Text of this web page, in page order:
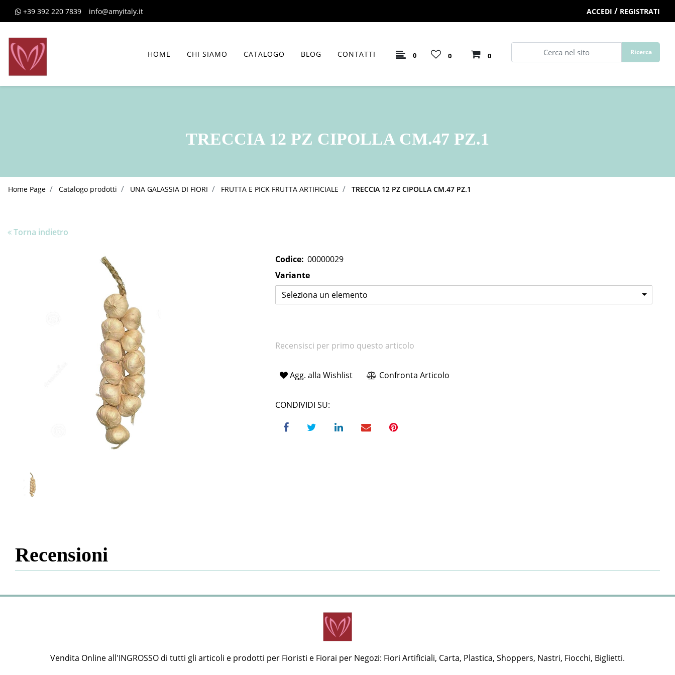
+39 392 220 7839 info@amyitaly.it ACCEDI / REGISTRATI
HOME CHI SIAMO CATALOGO BLOG CONTATTI 0 0 0
TRECCIA 12 PZ CIPOLLA CM.47 PZ.1
Home Page Catalogo prodotti UNA GALASSIA DI FIORI FRUTTA E PICK FRUTTA ARTIFICIALE TRECCIA 12 PZ CIPOLLA CM.47 PZ.1
Torna indietro
Codice: 00000029
Variante
Seleziona un elemento
Recensisci per primo questo articolo
Agg. alla Wishlist Confronta Articolo
CONDIVIDI SU:
Recensioni
Vendita Online all'INGROSSO di tutti gli articoli e prodotti per Fioristi e Fiorai per Negozi: Fiori Artificiali, Carta, Plastica, Shoppers, Nastri, Fiocchi, Biglietti.